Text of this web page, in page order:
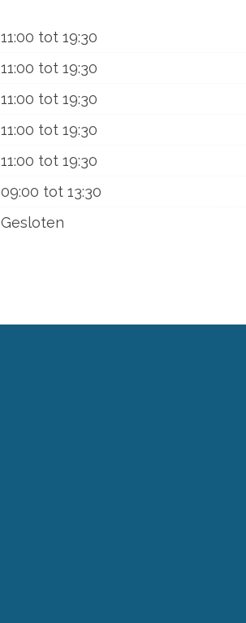
11:00 tot 19:30
11:00 tot 19:30
11:00 tot 19:30
11:00 tot 19:30
11:00 tot 19:30
09:00 tot 13:30
Gesloten